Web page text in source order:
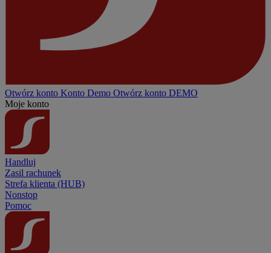
Otwórz konto Konto Demo Otwórz konto DEMO
Moje konto
Handluj
Zasil rachunek
Strefa klienta (HUB)
Nonstop
Pomoc